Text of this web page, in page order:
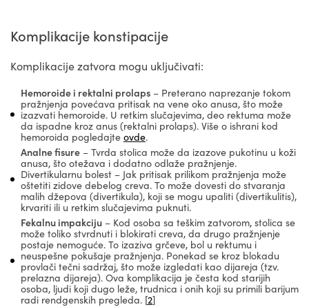
Komplikacije konstipacije
Komplikacije zatvora mogu uključivati:
Hemoroide i rektalni prolaps – Preterano naprezanje tokom
pražnjenja povećava pritisak na vene oko anusa, što može
izazvati hemoroide. U retkim slučajevima, deo rektuma može
da ispadne kroz anus (rektalni prolaps). Više o ishrani kod
hemoroida pogledajte ovde.
Analne fisure – Tvrda stolica može da izazove pukotinu u koži
anusa, što otežava i dodatno odlaže pražnjenje.
Divertikularnu bolest – Jak pritisak prilikom pražnjenja može
oštetiti zidove debelog creva. To može dovesti do stvaranja
malih džepova (divertikula), koji se mogu upaliti (divertikulitis),
krvariti ili u retkim slučajevima puknuti.
Fekalnu impakciju – Kod osoba sa teškim zatvorom, stolica se
može toliko stvrdnuti i blokirati creva, da drugo pražnjenje
postaje nemoguće. To izaziva grčeve, bol u rektumu i
neuspešne pokušaje pražnjenja. Ponekad se kroz blokadu
provlači tečni sadržaj, što može izgledati kao dijareja (tzv.
prelazna dijareja). Ova komplikacija je česta kod starijih
osoba, ljudi koji dugo leže, trudnica i onih koji su primili barijum
radi rendgenskih pregleda. [2]